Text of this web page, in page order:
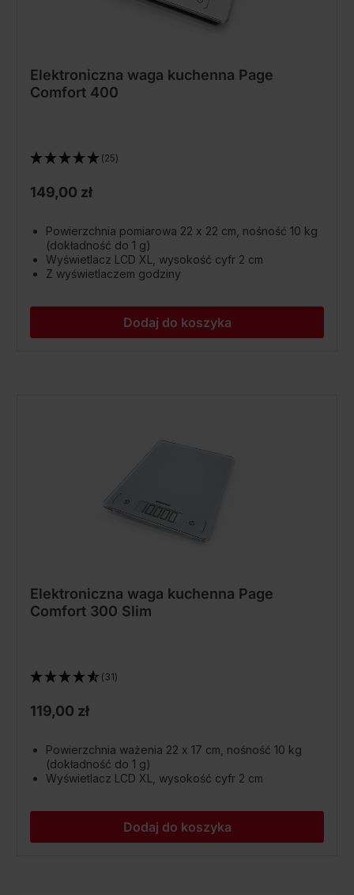
Elektroniczna waga kuchenna Page
Comfort 400
(25)
149,00 zł
Powierzchnia pomiarowa 22 x 22 cm, nośność 10 kg
(dokładność do 1 g)
Wyświetlacz LCD XL, wysokość cyfr 2 cm
Z wyświetlaczem godziny
Dodaj do koszyka
Elektroniczna waga kuchenna Page
Comfort 300 Slim
(31)
119,00 zł
Powierzchnia ważenia 22 x 17 cm, nośność 10 kg
(dokładność do 1 g)
Wyświetlacz LCD XL, wysokość cyfr 2 cm
Dodaj do koszyka